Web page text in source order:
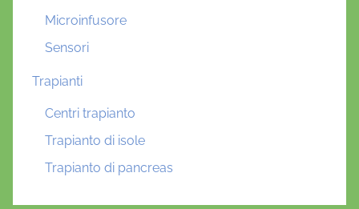
Microinfusore
Sensori
Trapianti
Centri trapianto
Trapianto di isole
Trapianto di pancreas